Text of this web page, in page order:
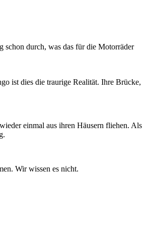
schon durch, was das für die Motorräder
ist dies die traurige Realität. Ihre Brücke,
einmal aus ihren Häusern fliehen. Als
Wir wissen es nicht.